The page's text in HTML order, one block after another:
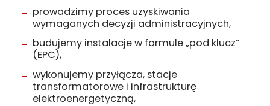
prowadzimy proces uzyskiwania
wymaganych decyzji administracyjnych,
budujemy instalacje w formule „pod klucz”
(EPC),
wykonujemy przyłącza, stacje
transformatorowe i infrastrukturę
elektroenergetyczną,